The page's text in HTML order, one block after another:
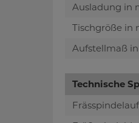
Ausladung in
Tischgröße in
Aufstellmaß
Technische